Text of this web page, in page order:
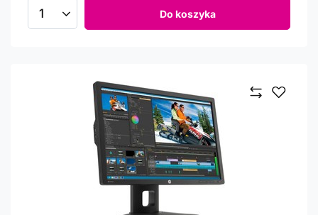
Ilość produktów Do koszyka